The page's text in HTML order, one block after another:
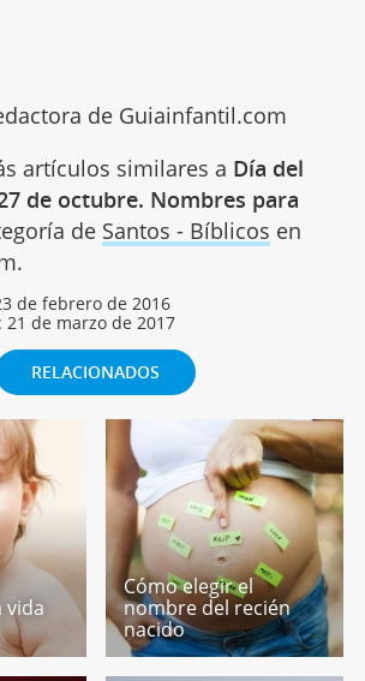
de Guiainfantil.com
artículos similares a Día del
de octubre. Nombres para
de Santos - Bíblicos en
de febrero de 2016
21 de marzo de 2017
RELACIONADOS
vida
Cómo elegir el
nombre del recién
nacido